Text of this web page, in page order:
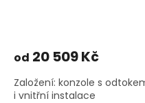
od 20 509 Kč
Založení: konzole s
i vnitřní instalace